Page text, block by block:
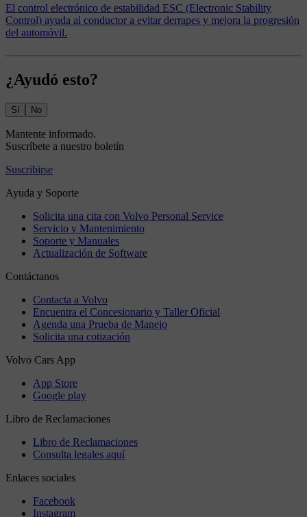
El control electrónico de estabilidad ESC (Electronic Stability
Control) ayuda al conductor a evitar derrapes y mejora la progresión
del automóvil.
¿Ayudó esto?
Sí No